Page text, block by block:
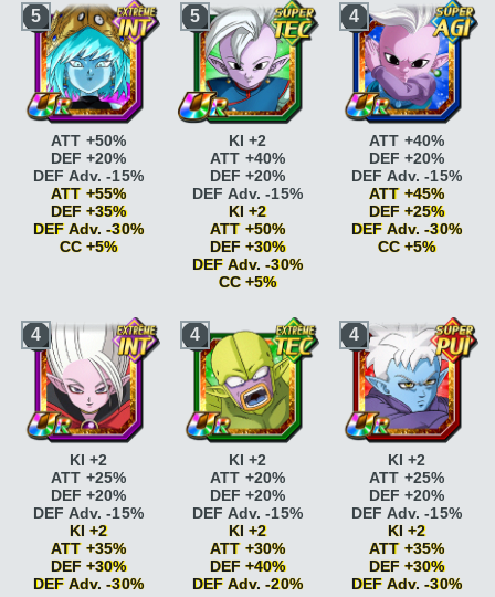
5
Dimension des
dieuxATT +15% CC
+5%
Jugement
sereinDEF +20%
Jugement
sereinDEF +25%
Look trompeurATT
+10%
Look trompeur
+10% DEF +10%
Soutien
infaillible ATT +10%
DEF Adv. -15%
Soutien
infaillibleATT +15%
ATT +50%
DEF +20%
DEF Adv. -15%
ATT +55%
DEF +35%
DEF Adv. -30%
CC +5%
5
Briser la limite
KI +2
Briser la limiteKI +2
ATT +5% DEF +5%
Dimension des
dieuxATT +15%
Dimension des
dieuxATT +15% CC
+5%
Jugement
sereinDEF +20%
Jugement
sereinDEF +25%
Soutien
infaillible ATT +10%
DEF Adv. -15%
Soutien
KI +2
ATT +40%
DEF +20%
DEF Adv. -15%
KI +2
ATT +50%
DEF +30%
DEF Adv. -30%
CC +5%
4
Dimension des
dieuxATT +15% CC
+5%
Jugement
sereinDEF +20%
Jugement
sereinDEF +25%
Soutien
infaillible ATT +10%
DEF Adv. -15%
Soutien
infaillibleATT +15%
DEF Adv. -20%
L'étonnant
sortilège ATT +15%
L'étonnant
ATT +40%
DEF +20%
DEF Adv. -15%
ATT +45%
DEF +25%
DEF Adv. -30%
CC +5%
4
KI +2
ATT +25%
DEF +20%
DEF Adv. -15%
KI +2
ATT +35%
DEF +30%
DEF Adv. -30%
4
KI +2
ATT +20%
DEF +20%
DEF Adv. -15%
KI +2
ATT +30%
DEF +40%
DEF Adv. -20%
4
KI +2
ATT +25%
DEF +20%
DEF Adv. -15%
KI +2
ATT +35%
DEF +30%
DEF Adv. -30%